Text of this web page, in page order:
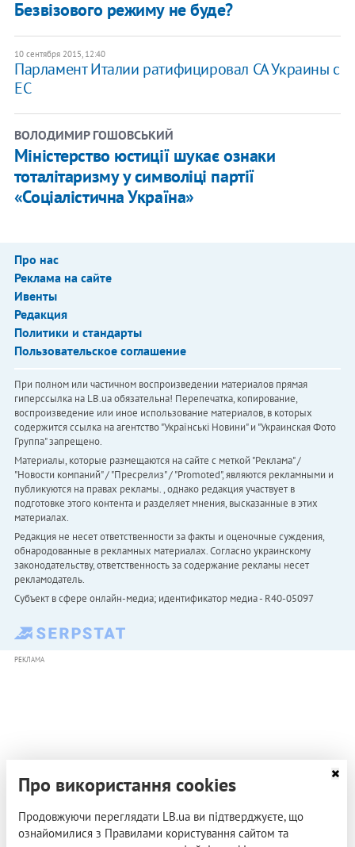
Безвізового режиму не буде?
10 сентября 2015, 12:40
Парламент Италии ратифицировал СА Украины с
ЕС
ВОЛОДИМИР ГОШОВСЬКИЙ
Міністерство юстиції шукає ознаки
тоталітаризму у символіці партії
«Соціалістична Україна»
Про нас
Реклама на сайте
Ивенты
Редакция
Политики и стандарты
Пользовательское соглашение
При полном или частичном воспроизведении материалов прямая
гиперссылка на LB.ua обязательна! Перепечатка, копирование,
воспроизведение или иное использование материалов, в которых
содержится ссылка на агентство "Українськi Новини" и "Украинская Фото
Группа" запрещено.
Материалы, которые размещаются на сайте с меткой "Реклама" /
"Новости компаний" / "Пресрелиз" / "Promoted", являются рекламными и
публикуются на правах рекламы. , однако редакция участвует в
подготовке этого контента и разделяет мнения, высказанные в этих
материалах.
Редакция не несет ответственности за факты и оценочные суждения,
обнародованные в рекламных материалах. Согласно украинскому
законодательству, ответственность за содержание рекламы несет
рекламодатель.
Субъект в сфере онлайн-медиа; идентификатор медиа - R40-05097
РЕКЛАМА
Про використання cookies
Продовжуючи переглядати LB.ua ви підтверджуєте, що
ознайомилися з Правилами користування сайтом та